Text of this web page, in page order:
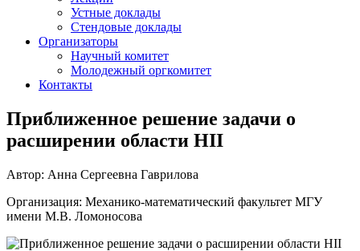
Устные доклады
Стендовые доклады
Организаторы
Научный комитет
Молодежный оргкомитет
Контакты
Приближенное решение задачи о
расширении области HII
Автор: Анна Сергеевна Гаврилова
Организация: Механико-математический факультет МГУ
имени М.В. Ломоносова